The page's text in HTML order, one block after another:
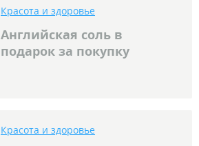
Красота и здоровье
Английская соль в
подарок за покупку
Красота и здоровье